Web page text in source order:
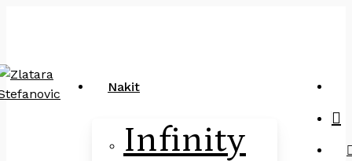
content
Nakit
Infinity